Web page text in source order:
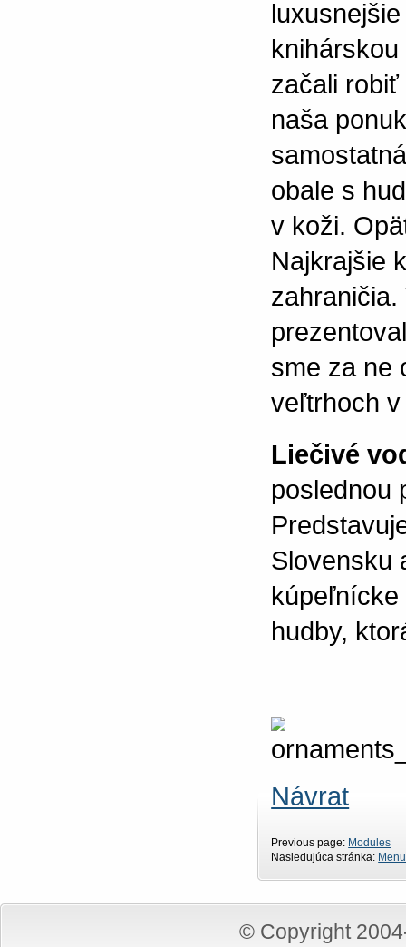
začali
naša
obale s
v koži.
Najkrajšie
sme za ne
veľtrhoch v
Liečivé
poslednou
Slovensku
kúpeľnícke
hudby,
Návrat
Previous page: Modules
Nasledujúca stránka:
© Copyright